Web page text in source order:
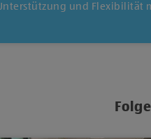
und Flexibilität